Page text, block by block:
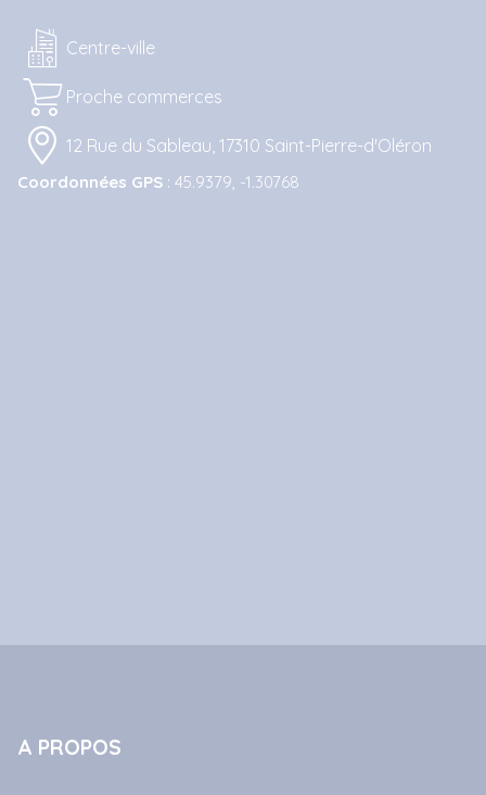
Centre-ville
Proche commerces
12 Rue du Sableau, 17310 Saint-Pierre-d'Oléron
Coordonnées GPS : 45.9379, -1.30768
A PROPOS